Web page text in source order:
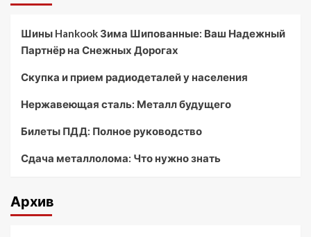
Шины Hankook Зима Шипованные: Ваш Надежный
Партнёр на Снежных Дорогах
Скупка и прием радиодеталей у населения
Нержавеющая сталь: Металл будущего
Билеты ПДД: Полное руководство
Сдача металлолома: Что нужно знать
Архив